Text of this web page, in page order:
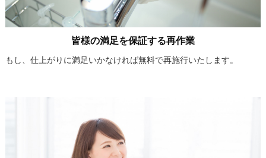
皆様の満足を保証する再作業
もし、仕上がりに満足いかなければ無料で再施行いたします。